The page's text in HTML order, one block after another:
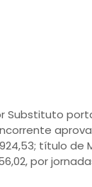
Substituto
título de
por